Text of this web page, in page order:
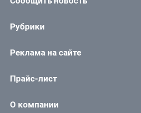
Рубрики
Реклама на сайте
Прайс-лист
О компании